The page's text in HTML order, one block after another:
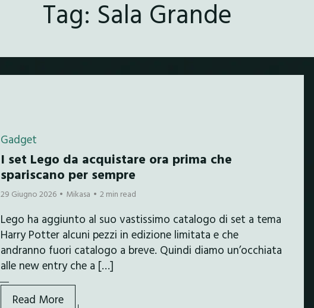
Tag: Sala Grande
Gadget
I set Lego da acquistare ora prima che
spariscano per sempre
29 Giugno 2026 Mikasa 2 min read
Lego ha aggiunto al suo vastissimo catalogo di set a tema
Harry Potter alcuni pezzi in edizione limitata e che
andranno fuori catalogo a breve. Quindi diamo un’occhiata
alle new entry che a […]
Read More